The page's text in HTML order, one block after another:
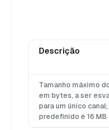
Descrição
Tamanho máximo
em bytes, a ser
para um único
predefinido é 16 MB